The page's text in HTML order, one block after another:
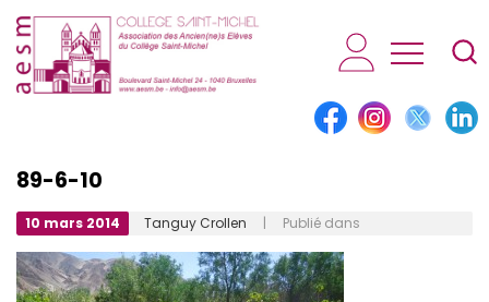
AESM...
89-6-10
10 mars 2014 Tanguy Crollen | Publié dans